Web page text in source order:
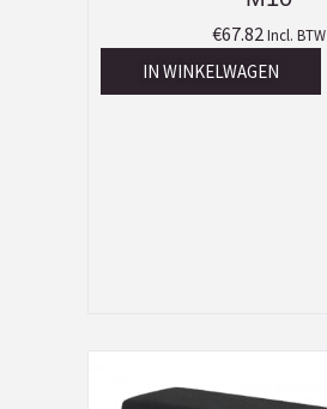
€67.82 Incl. BTW
IN WINKELWAGEN